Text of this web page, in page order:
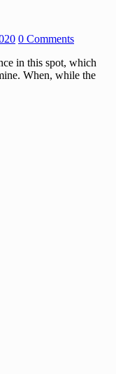
0 Comments
in this spot, which
When, while the